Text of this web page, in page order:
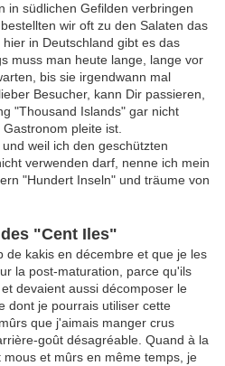
in südlichen Gefilden verbringen
wir oft zu den Salaten das
in Deutschland gibt es das
muss man heute lange, lange vor
bis sie irgendwann mal
Besucher, kann Dir passieren,
"Thousand Islands" gar nicht
pleite ist.
weil ich den geschützten
verwenden darf, nenne ich mein
"Hundert Inseln" und träume von
"Cent Iles"
de kakis en décembre et que je les
la post-maturation, parce qu'ils
devaient aussi décomposer le
dont je pourrais utiliser cette
que j'aimais manger crus
goût désagréable. Quand à la
et mûrs en même temps, je